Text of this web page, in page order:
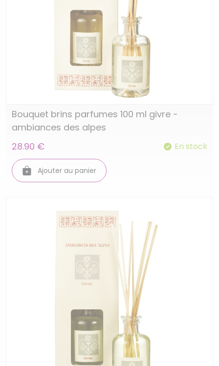
Bouquet brins parfumes 100 ml givre -
ambiances des alpes
28.90 €
En stock
Ajouter au panier